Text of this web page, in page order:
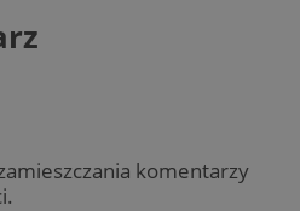
komentarzy